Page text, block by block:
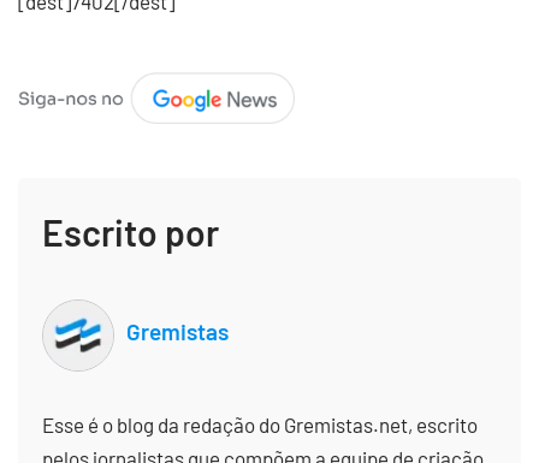
Escrito por
Gremistas
Esse é o blog da redação do Gremistas.net, escrito
pelos jornalistas que compõem a equipe de criação